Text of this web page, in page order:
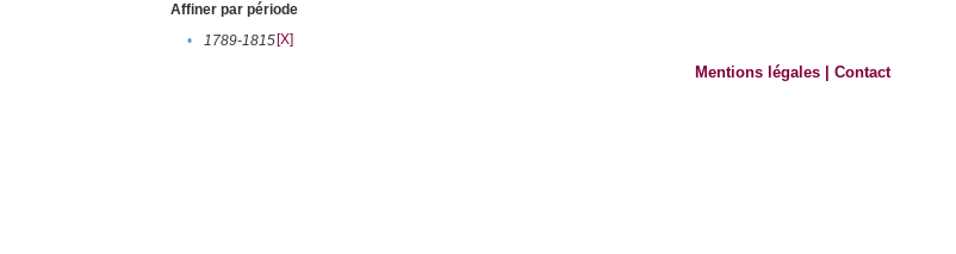
Affiner par période
•
1789-1815[X]
Mentions légales |Contact